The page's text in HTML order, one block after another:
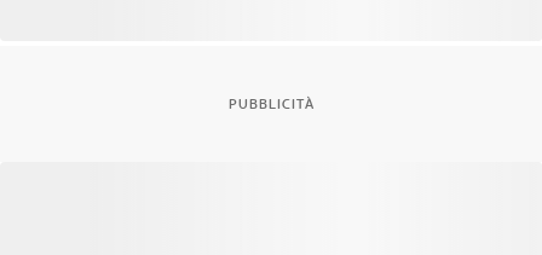
PUBBLICITÀ